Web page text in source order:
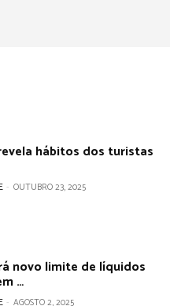
hábitos dos turistas
- OUTUBRO 23, 2025
novo limite de líquidos
…
- AGOSTO 2, 2025